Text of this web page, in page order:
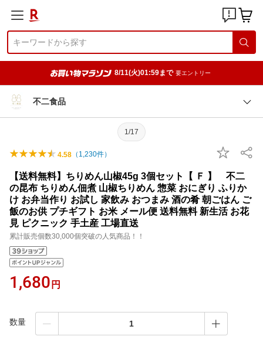
8/11(火)01:59まで 要エントリー
不二食品
1/17
4.58 （ 1,230件）
【送料無料】ちりめん山椒45g 3個セット【 Ｆ 】 不二
の昆布 ちりめん佃煮 山椒ちりめん 惣菜 おにぎり ふりか
け お弁当作り お試し 家飲み おつまみ 酒の肴 朝ごはん ご
飯のお供 プチギフト お米 メール便 送料無料 新生活 お花
見 ピクニック 手土産 工場直送
累計販売個数30,000個突破の人気商品！！
1,680 円
数量